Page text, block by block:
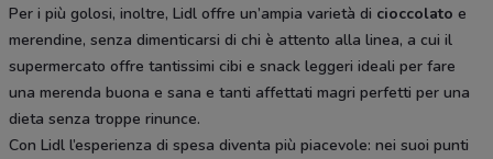
Per i più golosi, inoltre, Lidl offre un’ampia varietà di cioccolato e
merendine, senza dimenticarsi di chi è attento alla linea, a cui il
supermercato offre tantissimi cibi e snack leggeri ideali per fare
una merenda buona e sana e tanti affettati magri perfetti per una
dieta senza troppe rinunce.
Con Lidl l’esperienza di spesa diventa più piacevole: nei suoi punti